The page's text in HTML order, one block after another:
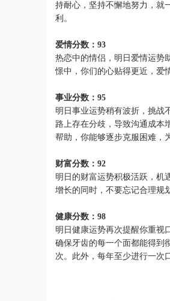
持耐心，坚持不懈地努力，就
利。
爱情分数：93
热恋中的情侣，明日爱情运势
憬中，你们的心贴得更近，爱
事业分数：95
明日事业运势稍有波折，挑战
路上存在分歧，导致沟通成本
帮助，你能够逐步克服困难，
财富分数：92
明日的财富运势积极活跃，机
增长的同时，不要忘记合理规
健康分数：98
明日健康运势再次提醒你重视
确保牙齿的每一个面都能得到
次。此外，每年至少进行一次